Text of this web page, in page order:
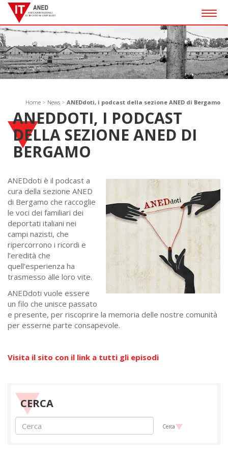
Home > News > ANEDdoti, i podcast della sezione ANED di Bergamo
ANEDDOTI, I PODCAST
DELLA SEZIONE ANED DI
BERGAMO
ANEDdoti è il podcast a
cura della sezione ANED
di Bergamo che raccoglie
le voci dei familiari dei
deportati italiani nei
campi nazisti, che
ripercorrono i ricordi e
l’eredità che
quell’esperienza ha
trasmesso alle loro vite.
ANEDdoti vuole essere
un filo che unisce passato
e presente, per riscoprire la memoria delle nostre comunità
per esserne parte consapevole.
Visita il sito con il link a tutti gli episodi
CERCA
Cerca